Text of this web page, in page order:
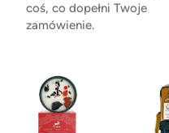
coś, co dopełni Twoje
zamówienie.